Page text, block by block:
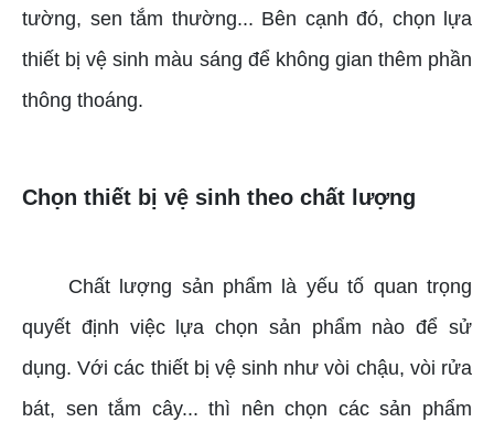
tường, sen tắm thường... Bên cạnh đó, chọn lựa
thiết bị vệ sinh màu sáng để không gian thêm phần
thông thoáng.
Chọn thiết bị vệ sinh theo chất lượng
Chất lượng sản phẩm là yếu tố quan trọng
quyết định việc lựa chọn sản phẩm nào để sử
dụng. Với các thiết bị vệ sinh như vòi chậu, vòi rửa
bát, sen tắm cây... thì nên chọn các sản phẩm